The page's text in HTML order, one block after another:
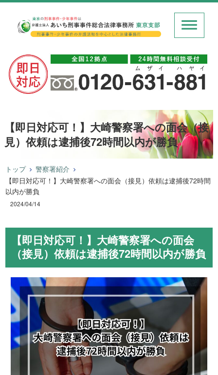
【即日対応可！】大崎警察署への面会（接
見）依頼は逮捕後72時間以内が勝負
トップ
警察署紹介
【即日対応可！】大崎警察署への面会（接見）依頼は逮捕後72時間
以内が勝負
2024/04/14
【即日対応可！】大崎警察署への面会
（接見）依頼は逮捕後72時間以内が勝負